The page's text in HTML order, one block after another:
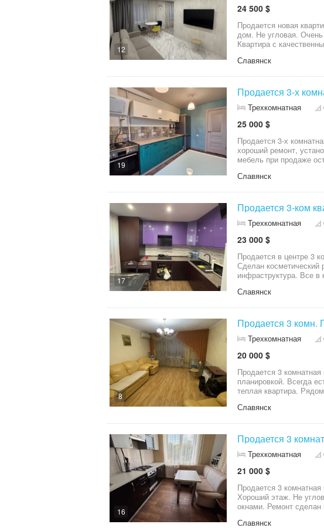
12
24 500 $
Продается новая
дом. Не угловая. Очень
Квартира с
Все рядом.
Славянск
19
Продается 3-х
Трехкомнатная
25 000 $
Продается 3-х
хороший ремонт,
мебель при продаже
Славянск
17
Продается 3-ком
Трехкомнатная
23 000 $
Продается в центре 3 ком квартира Окна новые,
Сделан косметический ремонт . Дом кирпичный.
инфраструктура. Все в квартире останется. Мебель и техника. Возможна
Славянск
8
Продается 3 комн.
Трехкомнатная
20 000 $
Продается 3
планировкой. Всегда
теплая квартира.
Славянск
16
Продается 3
Трехкомнатная
21 000 $
Продается 3
Хороший этаж. Не
окнами. Ремонт сделан
гараж. Очень большой.
Славянск